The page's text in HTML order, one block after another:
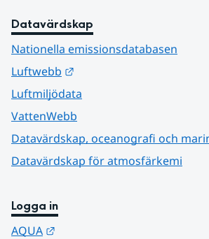
Datavärdskap
Nationella emissionsdatabasen
Luftwebb
Luftmiljödata
VattenWebb
Datavärdskap, oceanografi och
Datavärdskap för atmosfärkemi
Logga in
AQUA